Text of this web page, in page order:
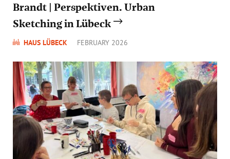
Brandt | Perspektiven. Urban
Sketching in Lübeck
HAUS LÜBECK FEBRUARY 2026